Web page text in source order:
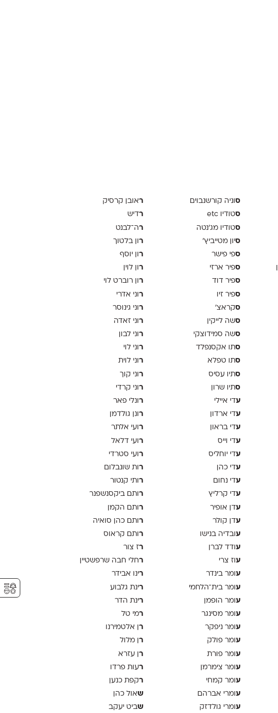
ס וניה קורשנבוים
סטודיו etc
סטודיו מג'נטה
סיון מטייביץ׳
ספי פישר
ספיר ארזי
ספיר דוד
ספיר זיו
סקראצ׳
סשה לייקין
סשה סמידוצקי
סתו אקסנפלד
סתו טפלא
סתיו עסיס
סתיו שרון
עדי איילי
עדי ארדון
עדי בראון
עדי וייס
עדי יוחליס
עדי כהן
עדי נחום
עדי קרליץ
עדן אופיר
עדן קולר
ע ובדיה בנישו
ע ודד לברן
ע וז צרי
ע ומר בינדר
ע ומר בית־הלחמי
ע ומר הופמן
ע ומר מסינגר
ע ומר ניפקר
ע ומר פולק
ע ומר פורת
ע ומר צימרמן
ע ומר קמחי
ע ומרי אברהם
ע ומרי גולדזק
ראובן קרסיק
רדיש
רה־לבנט
רון בלטוך
רון יוסף
רון לוין
רון רוברט לוי
רוני אדרי
רוני גינוסר
רוני זאדה
רוני לבון
רוני לוי
רוני לוית
רוני קוך
רוני קרדי
רונלי פאר
רונן גולדמן
רועי אלתר
רועי דלאל
רועי סטרדי
רות שונבלום
רותי קנטור
רותם ביקסנשפנר
רותם הקמן
רותם כהן סואיה
רותם קראוס
רז צור
רחלי חבה שרפשטיין
רינו אבידר
רינת גלבוע
רינת הדר
רמי טל
רן אלטמירנו
רן מלול
רן עזרא
רעות פרדו
רקפת כנען
שאול כהן
שביט יעקב
⚥︎